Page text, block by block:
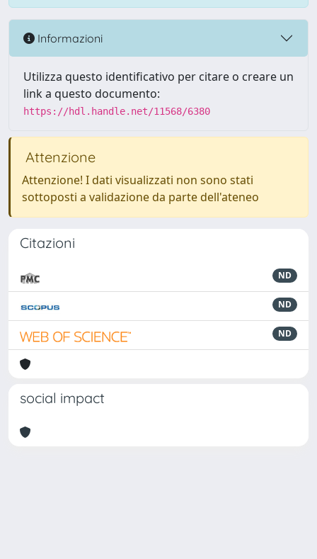
Informazioni
Utilizza questo identificativo per citare o creare un
link a questo documento:
https://hdl.handle.net/11568/6380
Attenzione
Attenzione! I dati visualizzati non sono stati
sottoposti a validazione da parte dell'ateneo
Citazioni
ND
ND
ND
social impact